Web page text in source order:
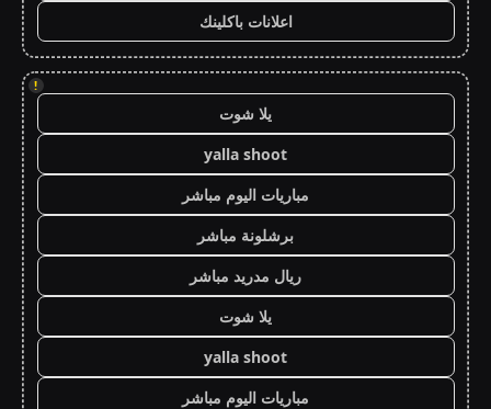
اعلانات باكلينك
!
يلا شوت
yalla shoot
مباريات اليوم مباشر
برشلونة مباشر
ريال مدريد مباشر
يلا شوت
yalla shoot
مباريات اليوم مباشر